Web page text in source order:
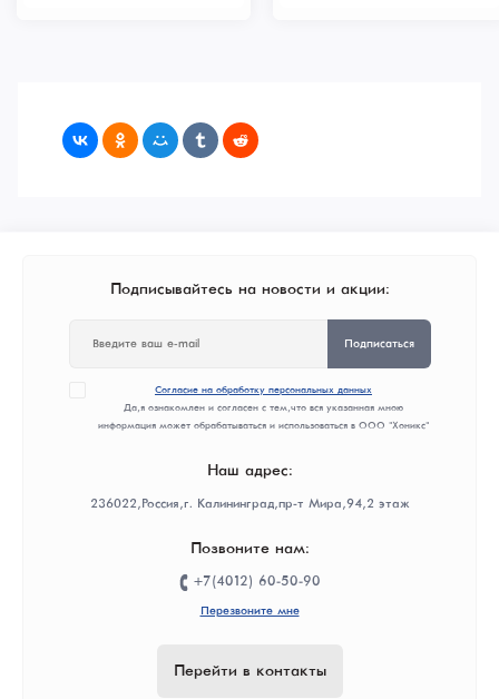
Подписывайтесь на новости и акции:
Подписаться
Согласие на обработку персональных данных
Да, я ознакомлен и согласен с тем, что вся указанная мною
информация может обрабатываться и использоваться в ООО "Хоникс"
Наш адрес:
236022, Россия, г. Калининград, пр-т Мира, 94, 2 этаж
Позвоните нам:
+7(4012) 60-50-90
Перезвоните мне
Перейти в контакты